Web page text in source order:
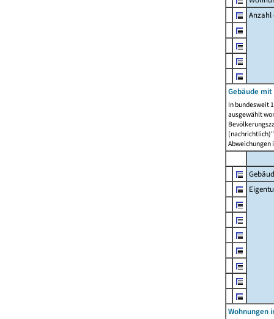
Anzahl
Gebäude
In bundesweit
ausgewählt
Abweichungen
Wohnungen